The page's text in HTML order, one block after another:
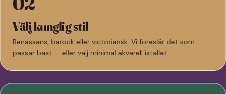
Välj kunglig stil
Renässans, barock eller victoriansk. Vi föreslår det som
passar bäst — eller välj minimal akvarell istället.